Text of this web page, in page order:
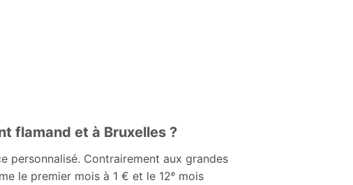
flamand et à Bruxelles ?
personnalisé. Contrairement aux grandes
le premier mois à 1 € et le 12ᵉ mois